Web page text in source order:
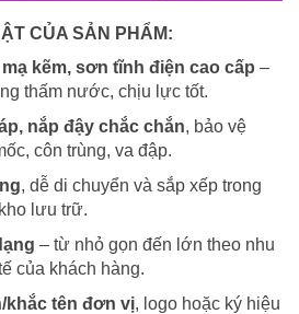
CỦA SẢN PHẨM:
kẽm, sơn tĩnh điện cao cấp –
thấm nước, chịu lực tốt.
nắp đậy chắc chắn, bảo vệ
côn trùng, va đập.
, dễ di chuyển và sắp xếp trong
lưu trữ.
– từ nhỏ gọn đến lớn theo nhu
của khách hàng.
khắc tên đơn vị, logo hoặc ký hiệu